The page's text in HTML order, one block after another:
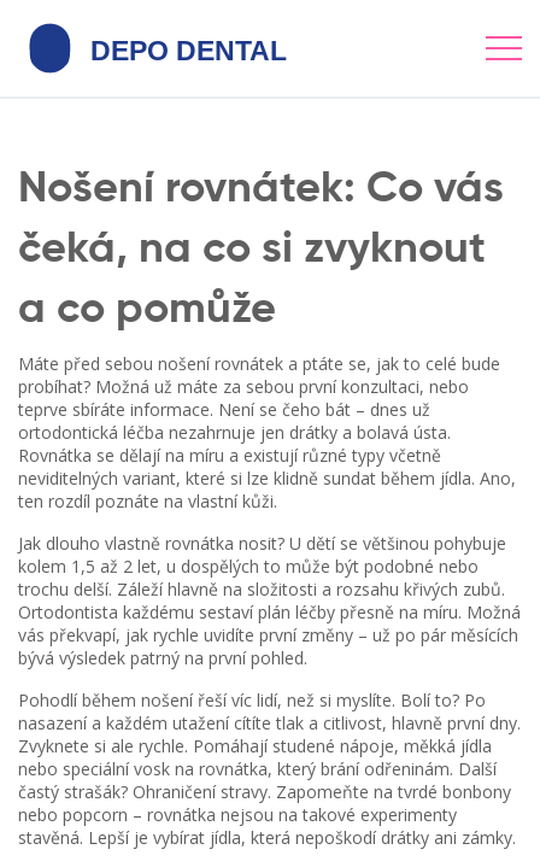
Nošení rovnátek: Co vás
čeká, na co si zvyknout
a co pomůže
Máte před sebou nošení rovnátek a ptáte se, jak to celé bude
probíhat? Možná už máte za sebou první konzultaci, nebo
teprve sbíráte informace. Není se čeho bát – dnes už
ortodontická léčba nezahrnuje jen drátky a bolavá ústa.
Rovnátka se dělají na míru a existují různé typy včetně
neviditelných variant, které si lze klidně sundat během jídla. Ano,
ten rozdíl poznáte na vlastní kůži.
Jak dlouho vlastně rovnátka nosit? U dětí se většinou pohybuje
kolem 1,5 až 2 let, u dospělých to může být podobné nebo
trochu delší. Záleží hlavně na složitosti a rozsahu křivých zubů.
Ortodontista každému sestaví plán léčby přesně na míru. Možná
vás překvapí, jak rychle uvidíte první změny – už po pár měsících
bývá výsledek patrný na první pohled.
Pohodlí během nošení řeší víc lidí, než si myslíte. Bolí to? Po
nasazení a každém utažení cítíte tlak a citlivost, hlavně první dny.
Zvyknete si ale rychle. Pomáhají studené nápoje, měkká jídla
nebo speciální vosk na rovnátka, který brání odřeninám. Další
častý strašák? Ohraničení stravy. Zapomeňte na tvrdé bonbony
nebo popcorn – rovnátka nejsou na takové experimenty
stavěná. Lepší je vybírat jídla, která nepoškodí drátky ani zámky.